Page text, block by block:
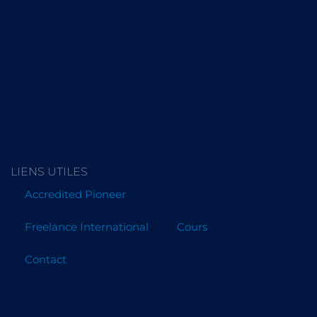
LIENS UTILES
Accredited Pioneer
Freelance International Cours
Contact